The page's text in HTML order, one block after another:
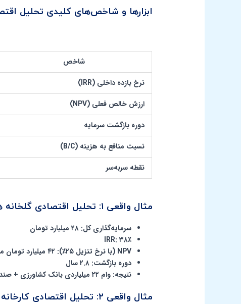
ابزارها و شاخص‌های کلیدی تحلیل
شاخص
نرخ بازده داخلی (IRR)
ارزش خالص فعلی (NPV)
دوره بازگشت سرمایه
نسبت منافع به هزینه (B/C)
نقطه سربه‌سر
مثال واقعی ۱: تحلیل اقتصادی گلخانه
سرمایه‌گذاری کل: ۲۸ میلیارد تومان
IRR: ۳۸٪
NPV (با نرخ تنزیل ۲۵٪): ۴۲ میلیارد تومان مثبت
دوره بازگشت: ۲.۸ سال
نتیجه: وام ۲۲ میلیاردی بانک کشاورزی + صندوق نوآوری →
مثال واقعی ۲: تحلیل اقتصادی کارخانه تولید لبنیات (ماست و پنیر)